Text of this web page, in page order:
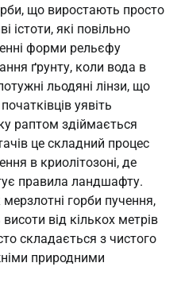
що виростають просто
істоти, які повільно
форми рельєфу
ґрунту, коли вода в
льодяні лінзи, що
уявіть
раптом здіймається
це складний процес
в криолітозоні, де
правила ландшафту.
горби пучення,
від кількох метрів
складається з чистого
природними